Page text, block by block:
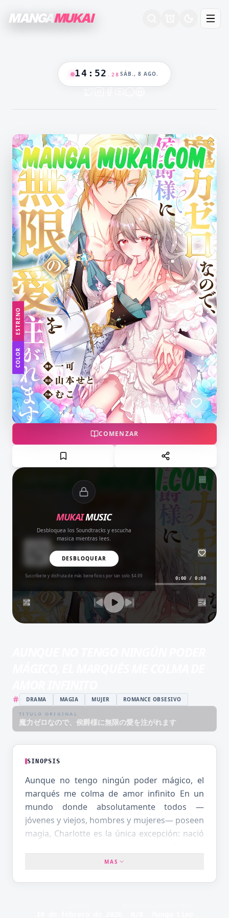
MANGA MUKAI
14 : 52 .29 SÁB., 8 AGO.
ESTRENO
COLOR
COMENZAR
MUKAIMUSIC
Desbloquea los Soundtracks y escucha
masica mientras lees.
DESBLOQUEAR
Suscríbete y disfruta de más beneficios por tan solo $4.99
BALADA
0:00 /0:00
DRAMA MAGIA MUJER ROMANCE OBSESIVO
TITULO ORIGINAL
魔力ゼロなので、侯爵様に無限の愛を注がれます
SINOPSIS
Aunque no tengo ningún poder mágico, el
marqués me colma de amor infinito En un
mundo donde absolutamente todos —
jóvenes y viejos, hombres y mujeres— poseen
magia, Charlotte es la única excepción: nació
razón, en la subasta de esclavos ni siquiera
MAS